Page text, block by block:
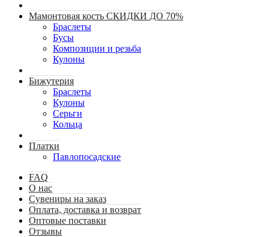
Мамонтовая кость СКИДКИ ДО 70%
Браслеты
Бусы
Композиции и резьба
Кулоны
Бижутерия
Браслеты
Кулоны
Серьги
Кольца
Платки
Павлопосадские
FAQ
О нас
Сувениры на заказ
Оплата, доставка и возврат
Оптовые поставки
Отзывы